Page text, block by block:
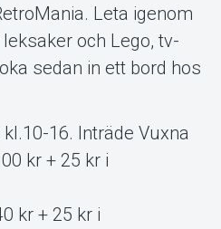
Leta igenom
och Lego, tv-
sedan in ett bord hos
16. Inträde Vuxna
kr + 25 kr i
kr + 25 kr i